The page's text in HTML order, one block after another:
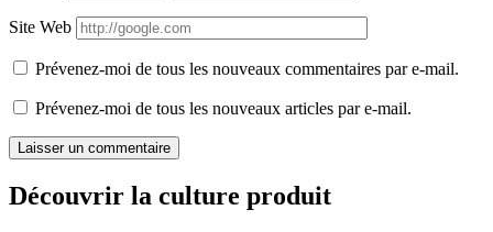
Site Web
Prévenez-moi de tous les nouveaux commentaires par e-mail.
Prévenez-moi de tous les nouveaux articles par e-mail.
Découvrir la culture produit